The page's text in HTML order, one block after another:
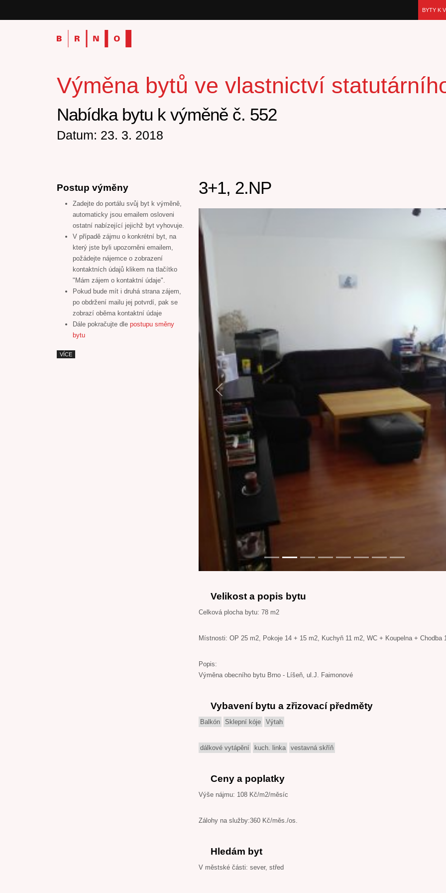
BYTY K
Výměna bytů ve vlastnictví
Nabídka bytu k výměně č. 552
Datum: 23. 3. 2018
Postup výměny
Zadejte do portálu svůj byt k výměně,
automaticky jsou emailem osloveni
ostatní nabízející jejichž byt vyhovuje.
V případě zájmu o konkrétní byt, na
který jste byli upozorněni emailem,
požádejte nájemce o zobrazení
kontaktních údajů klikem na tlačítko
"Mám zájem o kontaktní údaje".
Pokud bude mít i druhá strana zájem,
po obdržení mailu jej potvrdí, pak se
zobrazí oběma kontaktní údaje
Dále pokračujte dle postupu směny
bytu
VÍCE
3+1, 2.NP
Previous
Velikost a popis bytu
Celková plocha bytu: 78 m2
Místnosti: OP 25 m2, Pokoje 14 + 15 m2, Kuchyň 11 m2, WC + Koupelna + Chodba
Popis:
Výměna obecního bytu Brno - Líšeň, ul.J. Faimonové
Vybavení bytu a zřizovací předměty
Balkón Sklepní kóje Výtah
dálkové vytápění kuch. linka vestavná skříň
Ceny a poplatky
Výše nájmu: 108 Kč/m2/měsíc
Zálohy na služby:360 Kč/měs./os.
Hledám byt
V městské části: sever, střed